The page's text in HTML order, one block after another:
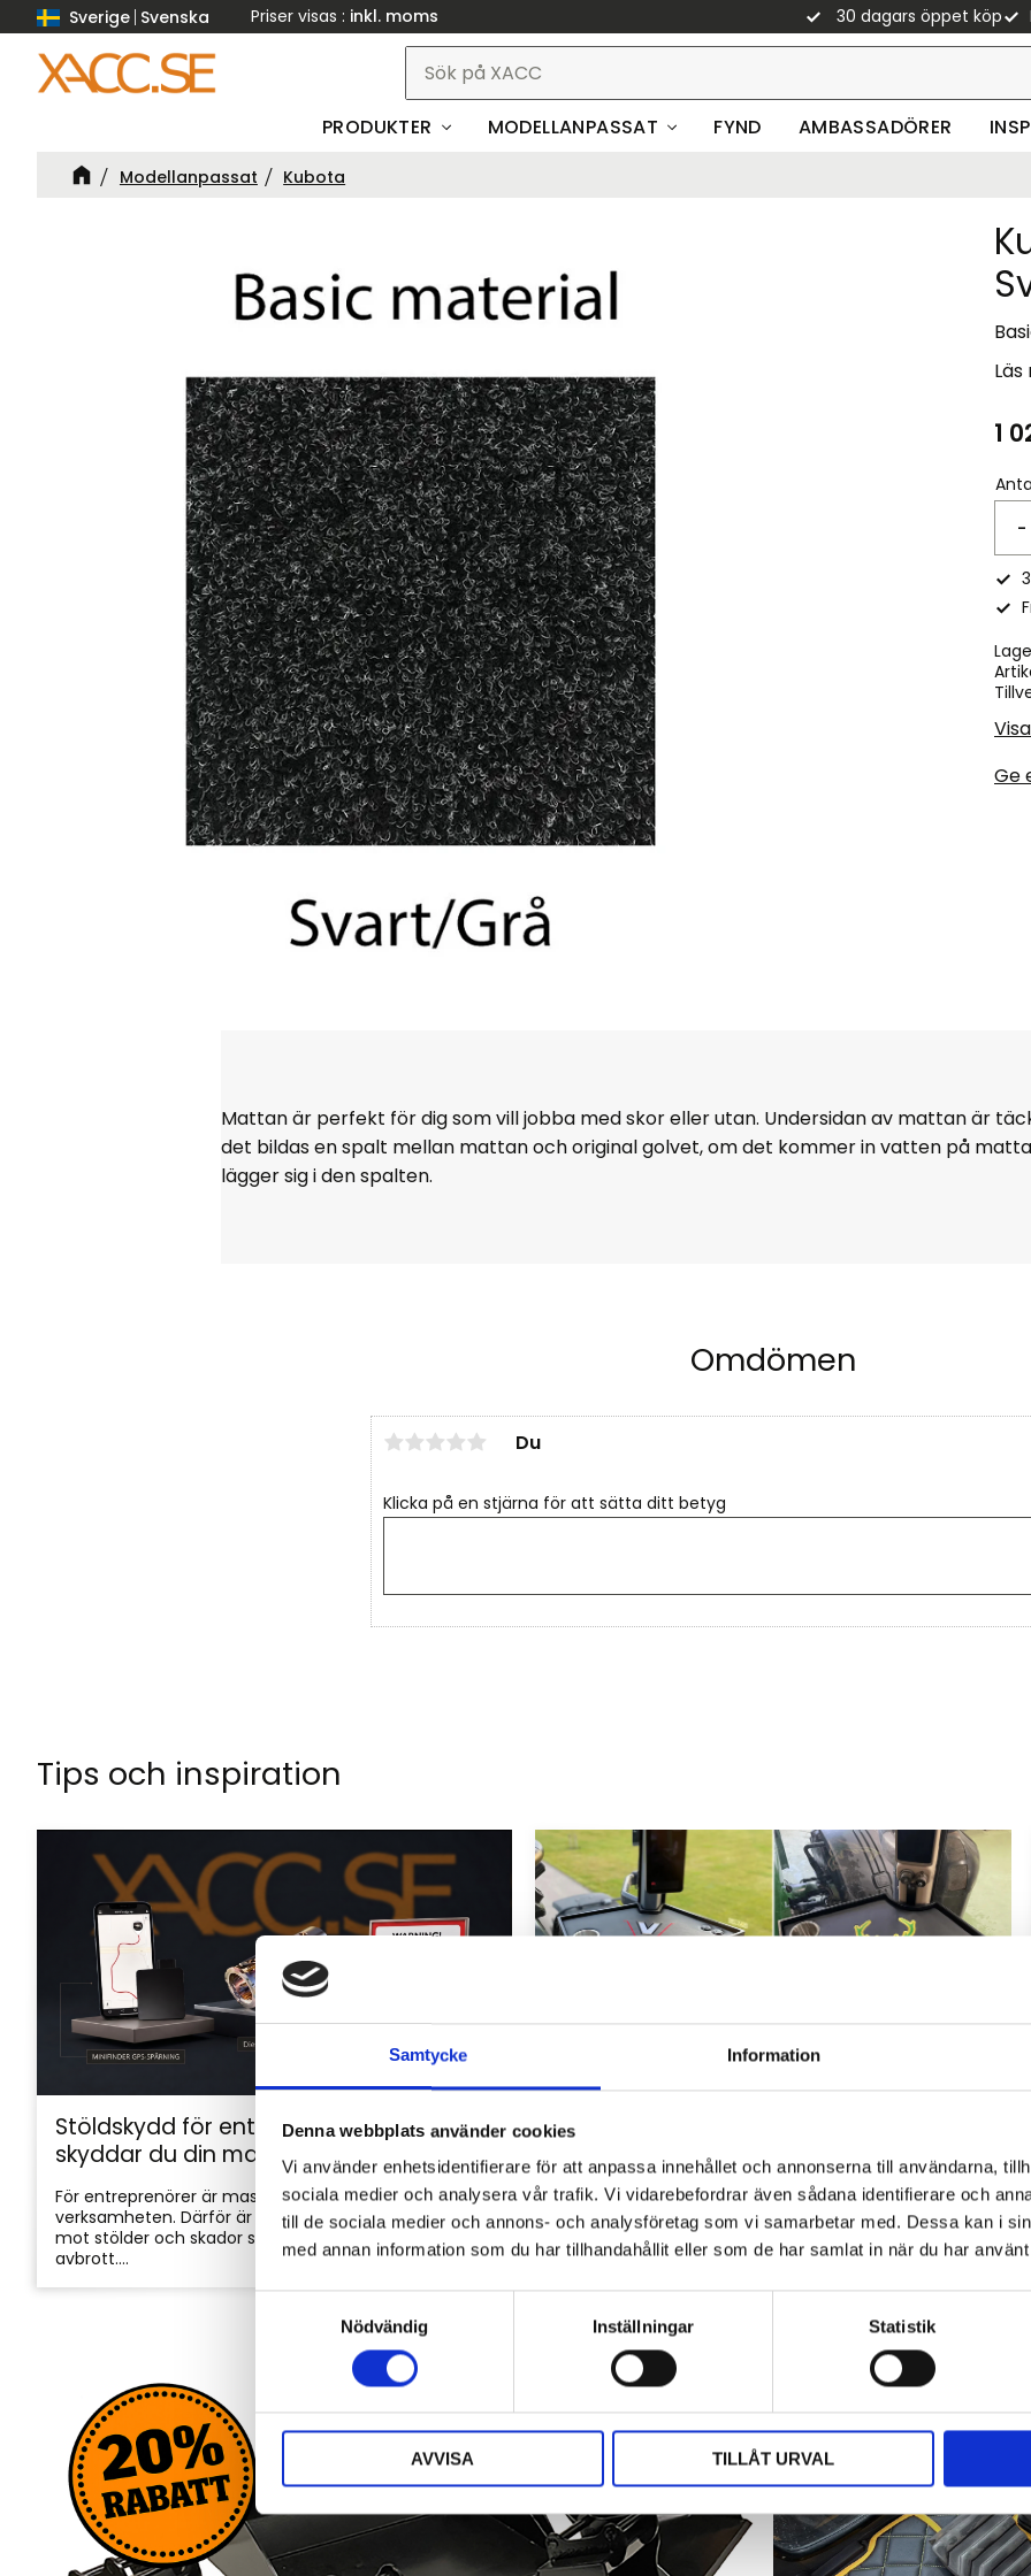
Samtycke Information
Denna webbplats använder cookies
Vi använder enhetsidentifierare för att anpassa innehållet och annonserna till användarna,
sociala medier och analysera vår trafik. Vi vidarebefordrar även sådana identifierare och
till de sociala medier och annons- och analysföretag som vi samarbetar med. Dessa kan i
med annan information som du har tillhandahållit eller som de har samlat in när du har
y
s
v
Nödvändig Inställningar Statistik
AVVISA TILLÅT URVAL
Sverige Svenska Priser visas inkl. moms 30 dagars öppet köp
PRODUKTER MODELLANPASSAT FYND AMBASSADÖRER
Modellanpassat Kubota
1
-
Ge
Mattan är perfekt för dig som vill jobba med skor eller utan. Undersidan av mattan är
det bildas en spalt mellan mattan och original golvet, om det kommer in vatten på
lägger sig i den spalten.
Omdömen
Du
Klicka på en stjärna för att sätta ditt betyg
Tips och inspiration
Stöldskydd för entreprenadmaskiner: så
skyddar du din maskin och utrustning
För entreprenörer är maskinerna hjärtat i
verksamheten. Därför är det viktigt att skydda dem
mot stölder och skador som kan orsaka kostsamma
avbrott....
Hyttbord till traktorn, den lilla detaljen
som gör stor skillnad i vardagen
Traktorhytten är för många mer än bara en plats där
arbetet utförs. Det är kontoret, fikarummet och ibland
även lunchplatsen under långa arbetsdagar....